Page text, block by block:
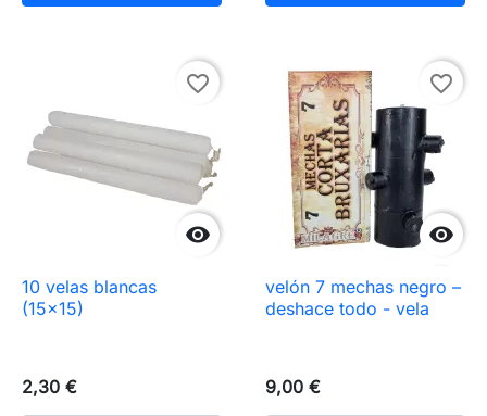

favorite_border
10 velas blancas
(15×15)
2,30 €

favorite_border
velón 7 mechas negro –
deshace todo - vela
9,00 €